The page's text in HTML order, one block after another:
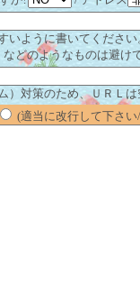
いように書いてください
などのようなものは避け
）対策のため、ＵＲＬ
(適当に改行して下さ